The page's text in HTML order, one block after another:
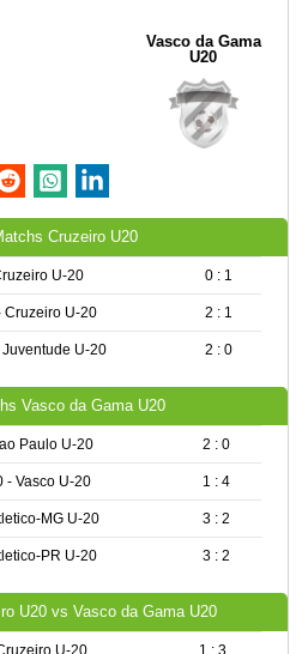
Vasco da Gama
U20
Cruzeiro U20
U-20 0 : 1
Cruzeiro U-20 2 : 1
U-20 2 : 0
Vasco da Gama U20
Paulo U-20 2 : 0
- Vasco U-20 1 : 4
MG U-20 3 : 2
PR U-20 3 : 2
U20 vs Vasco da Gama U20
U-20 1 : 3